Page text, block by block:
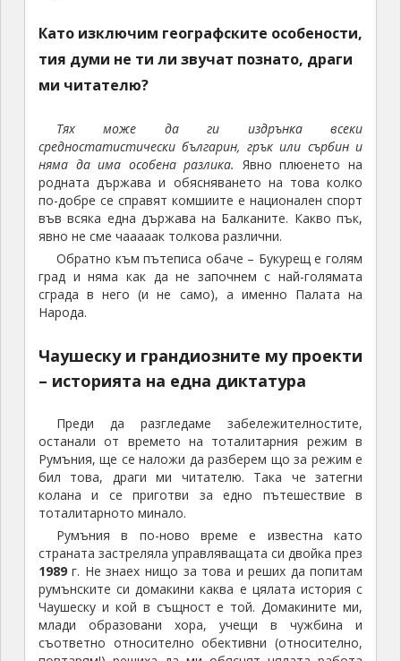
Като изключим географските особености,
тия думи не ти ли звучат познато, драги
ми читателю?
Тях може да ги издрънка всеки
средностатистически българин, грък или сърбин и
няма да има особена разлика. Явно плюенето на
родната държава и обясняването на това колко
по-добре се справят комшиите е национален спорт
във всяка една държава на Балканите. Какво пък,
явно не сме чааааак толкова различни.
Обратно към пътеписа обаче – Букурещ е голям
град и няма как да не започнем с най-голямата
сграда в него (и не само), а именно Палата на
Народа.
Чаушеску и грандиозните му проекти
– историята на една диктатура
Преди да разгледаме забележителностите,
останали от времето на тоталитарния режим в
Румъния, ще се наложи да разберем що за режим е
бил това, драги ми читателю. Така че затегни
колана и се приготви за едно пътешествие в
тоталитарното минало.
Румъния в по-ново време е известна като
страната застреляла управляващата си двойка през
1989г. Не знаех нищо за това и реших да попитам
румънските си домакини каква е цялата история с
Чаушеску и кой в същност е той. Домакините ми,
млади образовани хора, учещи в чужбина и
съответно относително обективни (относително,